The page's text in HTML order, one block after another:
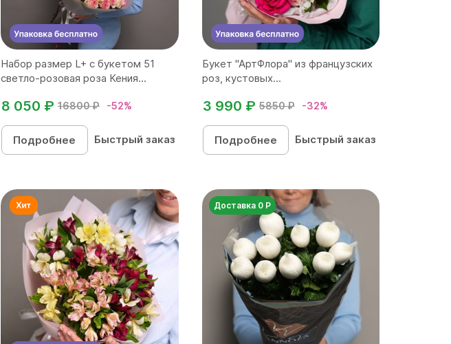
Набор размер L+ с букетом 51
светло-розовая роза Кения...
16800 ₽ -52%
8 050 ₽
Подробнее Быстрый заказ
Букет "АртФлора" из французских
роз, кустовых...
5850 ₽ -32%
3 990 ₽
Подробнее Быстрый заказ
Доставка 0 Р